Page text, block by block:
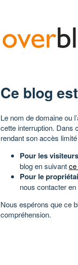
Ce blog
Le nom de domaine ou
cette interruption. Dans
rendant son accès
Pour les visiteurs
blog en suivantce
Pour le
nous contacter
Nous espérons que ce
compréhension.